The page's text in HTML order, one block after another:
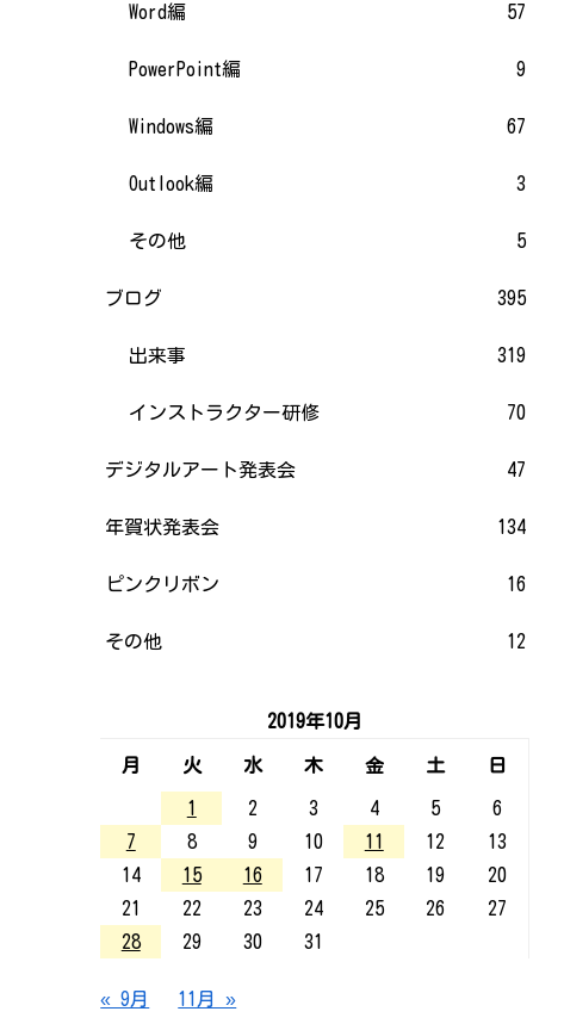
Word編 57
PowerPoint編 9
Windows編 67
Outlook編 3
その他 5
ブログ 395
出来事 319
インストラクター研修 70
デジタルアート発表会 47
年賀状発表会 134
ピンクリボン 16
その他 12
2019年10月
月 火 水 木 金 土 日
1 2 3 4 5
6
7
8 9 10 11 12
13
14
15 16 17 18 19
20
21
22 23 24 25 26
27
28
29 30 31
« 9月 11月 »